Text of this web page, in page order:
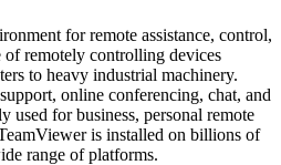
for remote assistance, control,
of remotely controlling devices
to heavy industrial machinery.
online conferencing, chat, and
used for business, personal remote
is installed on billions of
range of platforms.